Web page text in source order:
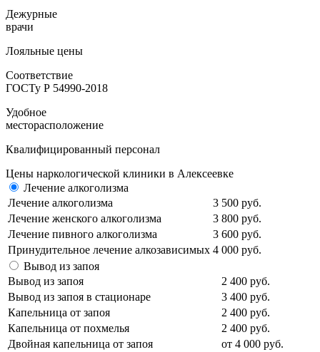
Дежурные
врачи
Лояльные цены
Соответствие
ГОСТу Р 54990-2018
Удобное
месторасположение
Квалифицированный персонал
Цены наркологической клиники в Алексеевке
Лечение алкоголизма
Лечение алкоголизма
3 500 руб.
Лечение женского алкоголизма
3 800 руб.
Лечение пивного алкоголизма
3 600 руб.
Принудительное лечение алкозависимых 4 000 руб.
Вывод из запоя
Вывод из запоя
2 400 руб.
Вывод из запоя в стационаре
3 400 руб.
Капельница от запоя
2 400 руб.
Капельница от похмелья
2 400 руб.
Двойная капельница от запоя
от 4 000 руб.